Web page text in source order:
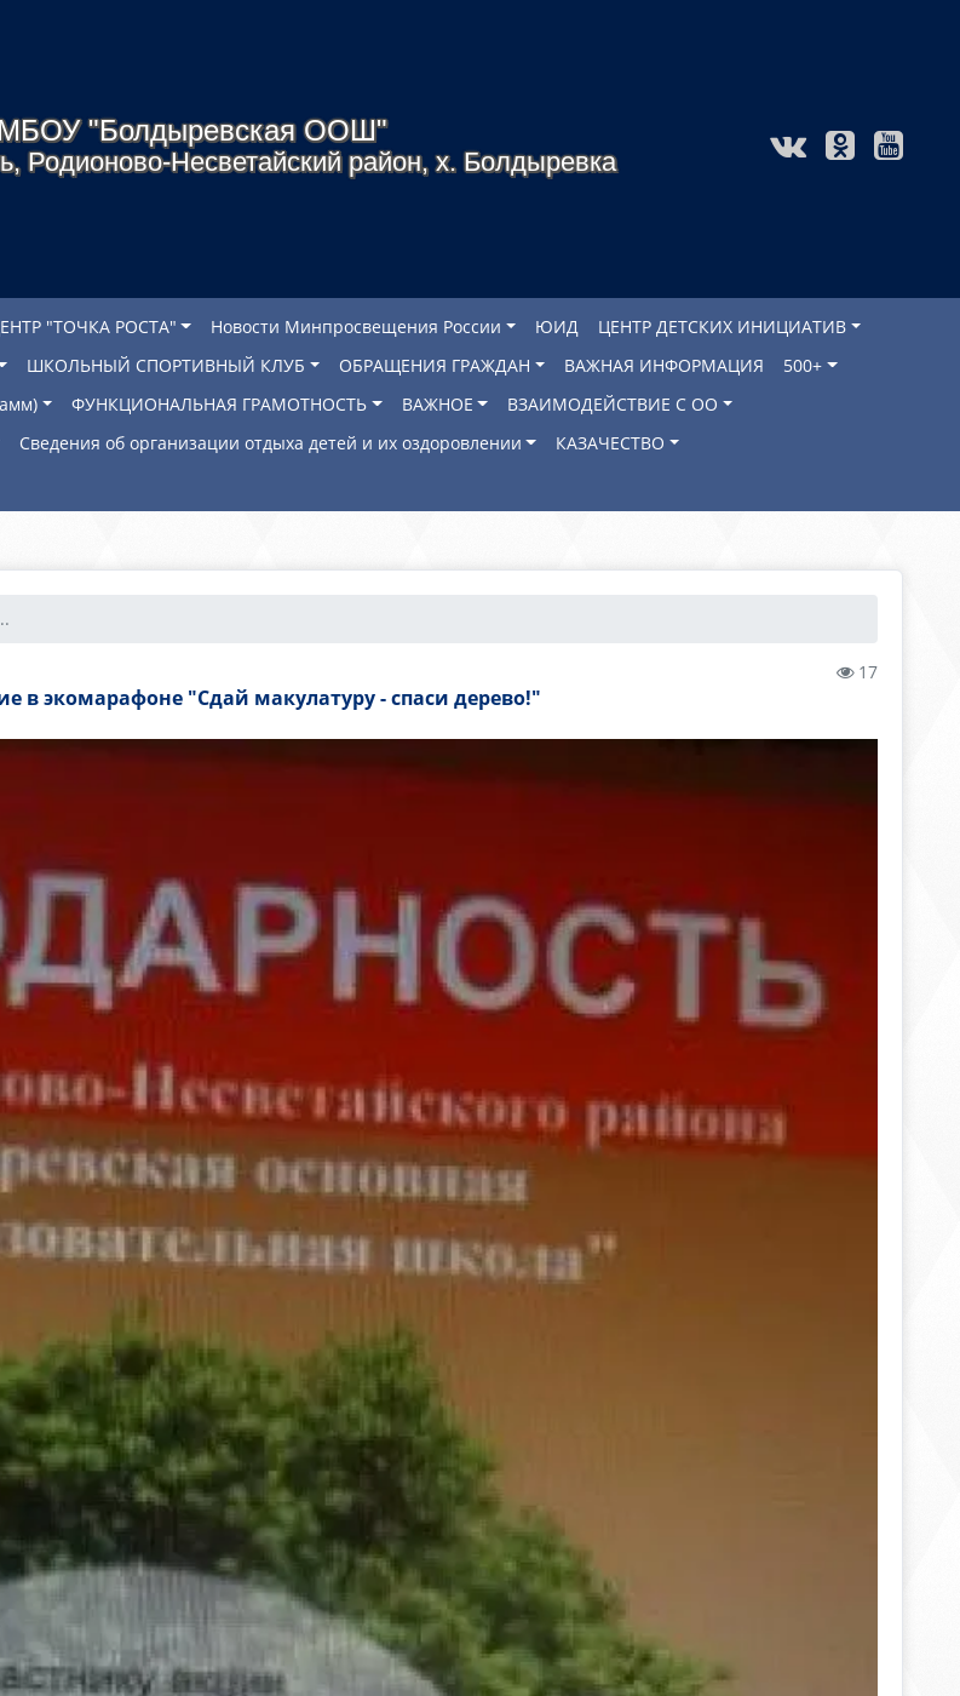
МБОУ "Болдыревская ООШ"
Родионово-Несветайский район, х. Болдыревка
"ТОЧКА РОСТА" Новости Минпросвещения России ЮИД
ЦЕНТР ДЕТСКИХ ИНИЦИАТИВ
ШКОЛЬНЫЙ СПОРТИВНЫЙ КЛУБ ОБРАЩЕНИЯ ГРАЖДАН ВАЖНАЯ ИНФОРМАЦИЯ
500+
ФУНКЦИОНАЛЬНАЯ ГРАМОТНОСТЬ ВАЖНОЕ
ВЗАИМОДЕЙСТВИЕ С ОО
Сведения об организации отдыха детей и их оздоровлении
КАЗАЧЕСТВО
17
в экомарафоне "Сдай макулатуру - спаси дерево!"